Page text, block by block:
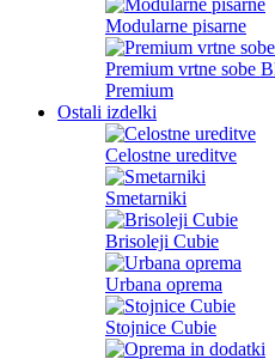
Modularne pisarne
Premium vrtne sobe
Premium
Ostali izdelki
Celostne ureditve
Smetarniki
Brisoleji Cubie
Urbana oprema
Stojnice Cubie